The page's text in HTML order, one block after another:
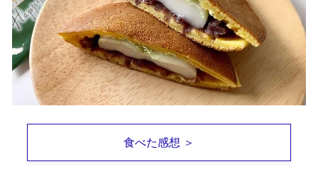
食べた感想 ＞